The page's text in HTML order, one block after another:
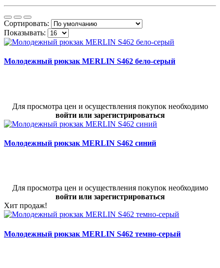
Сортировать:
Показывать:
Молодежный рюкзак MERLIN S462 бело-серый
Для просмотра цен и осуществления покупок необходимо
войти или зарегистрироваться
Молодежный рюкзак MERLIN S462 синий
Для просмотра цен и осуществления покупок необходимо
войти или зарегистрироваться
Хит продаж!
Молодежный рюкзак MERLIN S462 темно-серый